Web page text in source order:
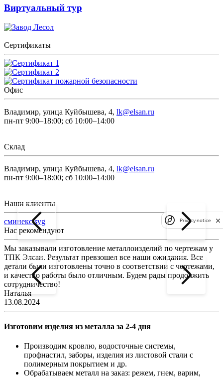
Виртуальный тур
Сертификаты
Офис
Владимир, улица Куйбышева, 4, lk@elsan.ru
пн-пт 9:00–18:00; сб 10:00–14:00
Склад
Владимир, улица Куйбышева, 4, lk@elsan.ru
пн-пт 9:00–18:00; сб 10:00–14:00
Наши клиенты
сминекс.svg
Нас рекомендуют
Мы заказывали изготовление металлоизделий по чертежам у
ТПК Элсан. Результат превзошел все наши ожидания. Все
детали были изготовлены точно в соответствии с чертежами,
и качество работы было отличным. Будем рады продолжить
сотрудничество!
Наталья
13.08.2024
Изготовим изделия из металла за 2-4 дня
Производим кровлю, водосточные системы,
профнастил, заборы, изделия из листовой стали с
полимерным покрытием и др.
Обрабатываем металл на заказ: режем, гнем, варим,
Privacy notice